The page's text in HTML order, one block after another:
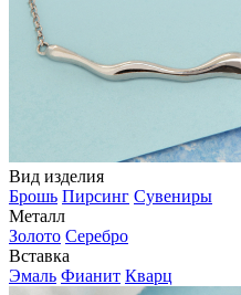
Вид изделия
Брошь Пирсинг Сувениры
Металл
Золото Серебро
Вставка
Эмаль Фианит Кварц